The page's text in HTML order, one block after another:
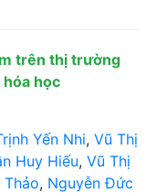
trên thị trường
học
Yến Nhi, Vũ Thị
Huy Hiếu, Vũ Thị
Thảo, Nguyễn Đức